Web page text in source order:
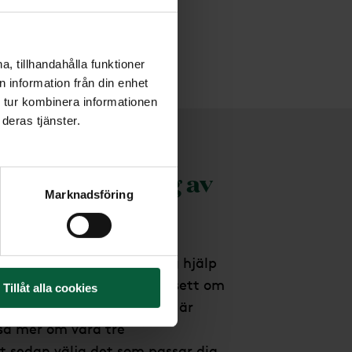
tillhandahålla funktioner
information från din enhet
kombinera informationen
tjänster.
Marknadsföring
Tillåt alla cookies
begravning av
kunnig och trygg hjälp
i hela Sverige - oavsett om
borgerlig begravning. Du är
mer om våra tre